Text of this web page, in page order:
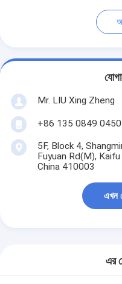
Mr. LIU Xing Zheng
+86 135 0849 0450
5F, Block 4,
Fuyuan Rd(M), Kaifu
China 410003
এখন
এর